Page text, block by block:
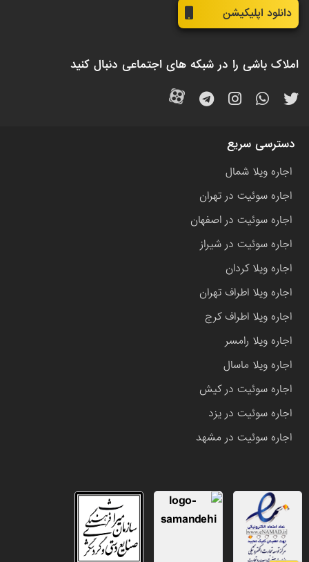
دانلود اپلیکیشن
املاک باشی را در شبکه های اجتماعی دنبال کنید
دسترسی سریع
اجاره ویلا شمال
اجاره سوئیت در تهران
اجاره سوئیت در اصفهان
اجاره سوئیت در شیراز
اجاره ویلا کردان
اجاره ویلا اطراف تهران
اجاره ویلا اطراف کرج
اجاره ویلا رامسر
اجاره ویلا ماسال
اجاره سوئیت در کیش
اجاره سوئیت در یزد
اجاره سوئیت در مشهد